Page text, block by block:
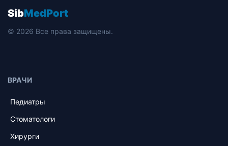
SibMedPort
© 2026 Все права защищены.
ВРАЧИ
Педиатры
Стоматологи
Хирурги